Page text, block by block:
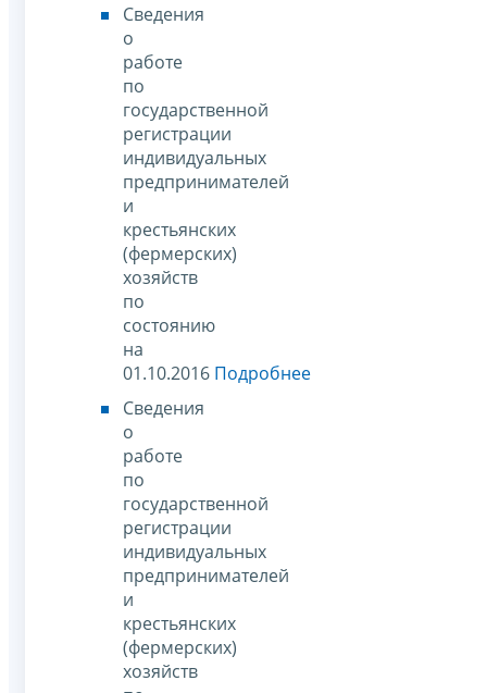
Сведения
о
работе
по
государственной
регистрации
индивидуальных
предпринимателей
и
крестьянских
(фермерских)
хозяйств
по
состоянию
на
01.10.2016 Подробнее
Сведения
о
работе
по
государственной
регистрации
индивидуальных
предпринимателей
и
крестьянских
(фермерских)
хозяйств